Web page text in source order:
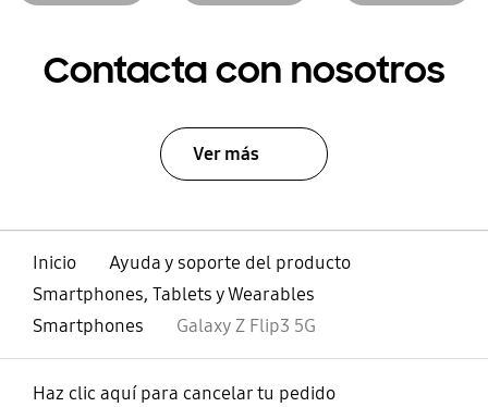
Contacta con nosotros
Ver más
Inicio
Ayuda y soporte del producto
Smartphones, Tablets y Wearables
Smartphones
Galaxy Z Flip3 5G
Haz clic aquí para cancelar tu pedido